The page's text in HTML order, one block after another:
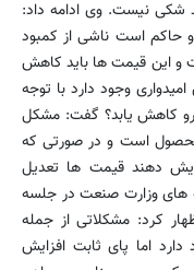
شکی نیست. وی ادامه داد:
حاکم است ناشی از کمبود
و این قیمت ها باید کاهش
وجود دارد با توجه
کاهش یابد؟ گفت: مشکل
است و در صورتی که
دهند قیمت ها تعدیل
های وزارت صنعت در جلسه
کرد: مشکلاتی از جمله
اما پای ثابت افزایش